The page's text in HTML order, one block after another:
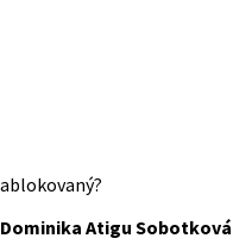
Dominika Atigu Sobotková